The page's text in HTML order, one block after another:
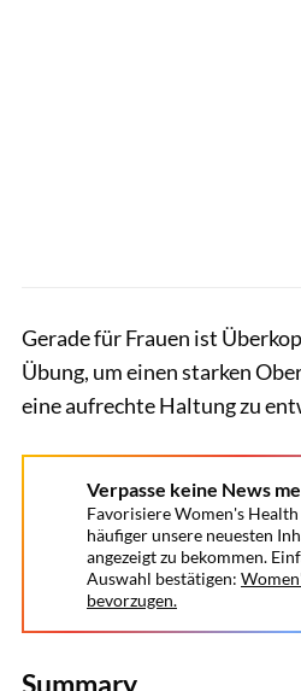
Gerade für Frauen ist
Übung, um einen starken
eine aufrechte Haltung zu
Verpasse keine News
Favorisiere Women's
häufiger unsere neuesten
angezeigt zu bekommen.
Auswahl bestätigen:
bevorzugen.
Summary